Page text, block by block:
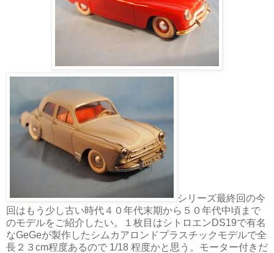
シリーズ最終回の今
回はもう少し古い時代４０年代末期から５０年代中頃まで
のモデルをご紹介したい。１枚目はシトロエンDS19で有名
なGeGeが製作したシムカアロンドプラスチックモデルで全
長２３cm程度あるので 1/18 程度かと思う。モーター付きだ